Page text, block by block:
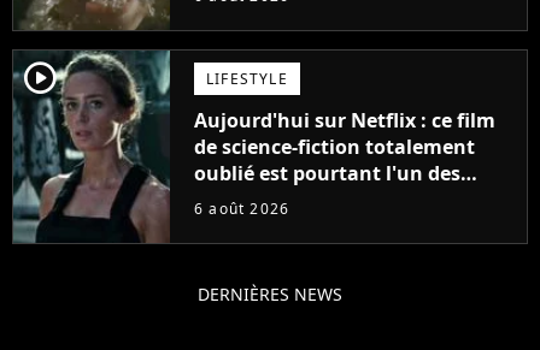
player2 LIFESTYLE
Aujourd'hui sur Netflix : ce film
de science-fiction totalement
oublié est pourtant l'un des
meilleurs des années 2010
6 août 2026
DERNIÈRES NEWS